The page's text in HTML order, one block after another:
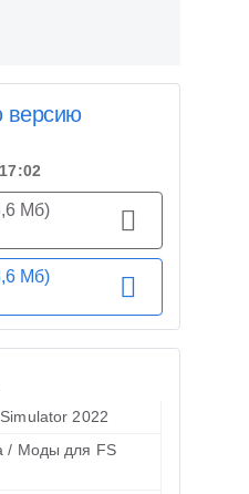
2022
/ Моды для FS
версию
Мб)
Мб)